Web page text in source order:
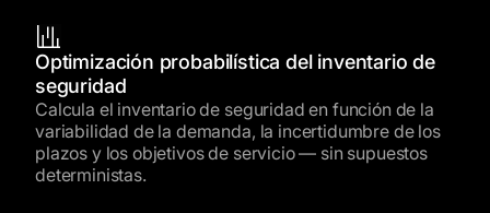
Optimización probabilística del inventario de
seguridad
Calcula el inventario de seguridad en función de la
variabilidad de la demanda, la incertidumbre de los
plazos y los objetivos de servicio — sin supuestos
deterministas.